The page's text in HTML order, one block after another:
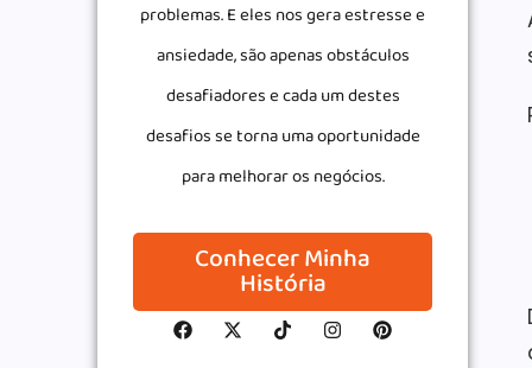
problemas. E eles nos gera estresse e
ansiedade, são apenas obstáculos
desafiadores e cada um destes
desafios se torna uma oportunidade
para melhorar os negócios.
Conhecer Minha
História